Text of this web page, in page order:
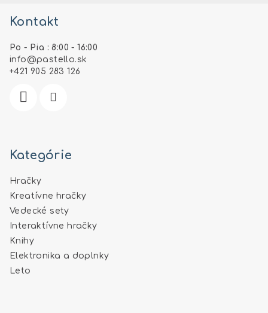
Kontakt
Po - Pia : 8:00 - 16:00
info @pastello.sk
+421 905 283 126
Kategórie
Hračky
Kreatívne hračky
Vedecké sety
Interaktívne hračky
Knihy
Elektronika a doplnky
Leto